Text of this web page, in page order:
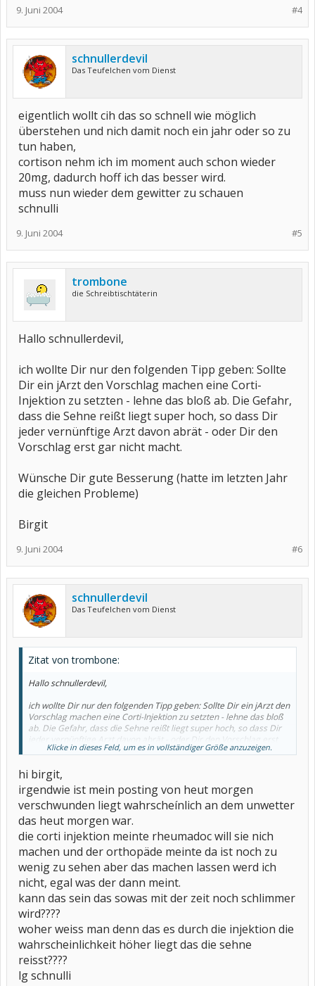
#4
9. Juni 2004
schnullerdevil
Das Teufelchen vom Dienst
eigentlich wollt cih das so schnell wie möglich
überstehen und nich damit noch ein jahr oder so zu
tun haben,
cortison nehm ich im moment auch schon wieder
20mg, dadurch hoff ich das besser wird.
muss nun wieder dem gewitter zu schauen
schnulli
#5
9. Juni 2004
trombone
die Schreibtischtäterin
Hallo schnullerdevil,
ich wollte Dir nur den folgenden Tipp geben: Sollte
Dir ein jArzt den Vorschlag machen eine Corti-
Injektion zu setzten - lehne das bloß ab. Die Gefahr,
dass die Sehne reißt liegt super hoch, so dass Dir
jeder vernünftige Arzt davon abrät - oder Dir den
Vorschlag erst gar nicht macht.
Wünsche Dir gute Besserung (hatte im letzten Jahr
die gleichen Probleme)
Birgit
#6
9. Juni 2004
schnullerdevil
Das Teufelchen vom Dienst
Zitat von trombone:
Hallo schnullerdevil,
ich wollte Dir nur den folgenden Tipp geben: Sollte Dir ein jArzt den
Vorschlag machen eine Corti-Injektion zu setzten - lehne das bloß
ab. Die Gefahr, dass die Sehne reißt liegt super hoch, so dass Dir
jeder vernünftige Arzt davon abrät - oder Dir den Vorschlag erst
gar nicht macht.
Wünsche Dir gute Besserung (hatte im letzten Jahr die gleichen
Probleme)
Birgit
Klicke in dieses Feld, um es in vollständiger Größe anzuzeigen.
hi birgit,
irgendwie ist mein posting von heut morgen
verschwunden liegt wahrscheínlich an dem unwetter
das heut morgen war.
die corti injektion meinte rheumadoc will sie nich
machen und der orthopäde meinte da ist noch zu
wenig zu sehen aber das machen lassen werd ich
nicht, egal was der dann meint.
kann das sein das sowas mit der zeit noch schlimmer
wird????
woher weiss man denn das es durch die injektion die
wahrscheinlichkeit höher liegt das die sehne
reisst????
lg schnulli